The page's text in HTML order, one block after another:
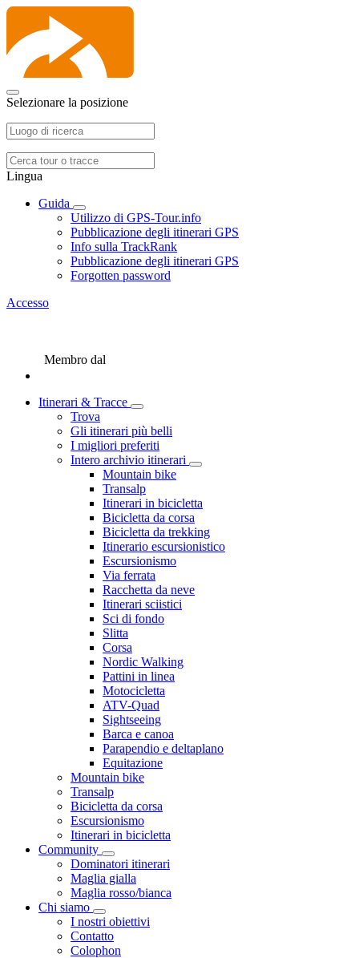
Selezionare la posizione
Lingua
Guida
Utilizzo di GPS-Tour.info
Pubblicazione degli itinerari GPS
Info sulla TrackRank
Pubblicazione degli itinerari GPS
Forgotten password
Accesso
Membro dal
Itinerari & Tracce
Trova
Gli itinerari più belli
I migliori preferiti
Intero archivio itinerari
Mountain bike
Transalp
Itinerari in bicicletta
Bicicletta da corsa
Bicicletta da trekking
Itinerario escursionistico
Escursionismo
Via ferrata
Racchetta da neve
Itinerari sciistici
Sci di fondo
Slitta
Corsa
Nordic Walking
Pattini in linea
Motocicletta
ATV-Quad
Sightseeing
Barca e canoa
Parapendio e deltaplano
Equitazione
Mountain bike
Transalp
Bicicletta da corsa
Escursionismo
Itinerari in bicicletta
Community
Dominatori itinerari
Maglia gialla
Maglia rosso/bianca
Chi siamo
I nostri obiettivi
Contatto
Colophon